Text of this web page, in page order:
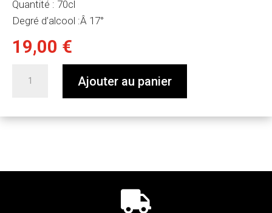
Quantité : 70cl
Degré d’alcool :Â 17°
19,00 €
arrangé
Ajouter au panier
